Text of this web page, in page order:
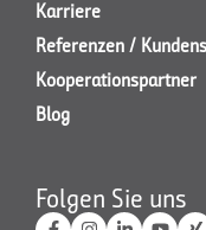
JETZT
Karriere
Referenzen /
Kooperationspartner
Blog
Folgen Sie uns